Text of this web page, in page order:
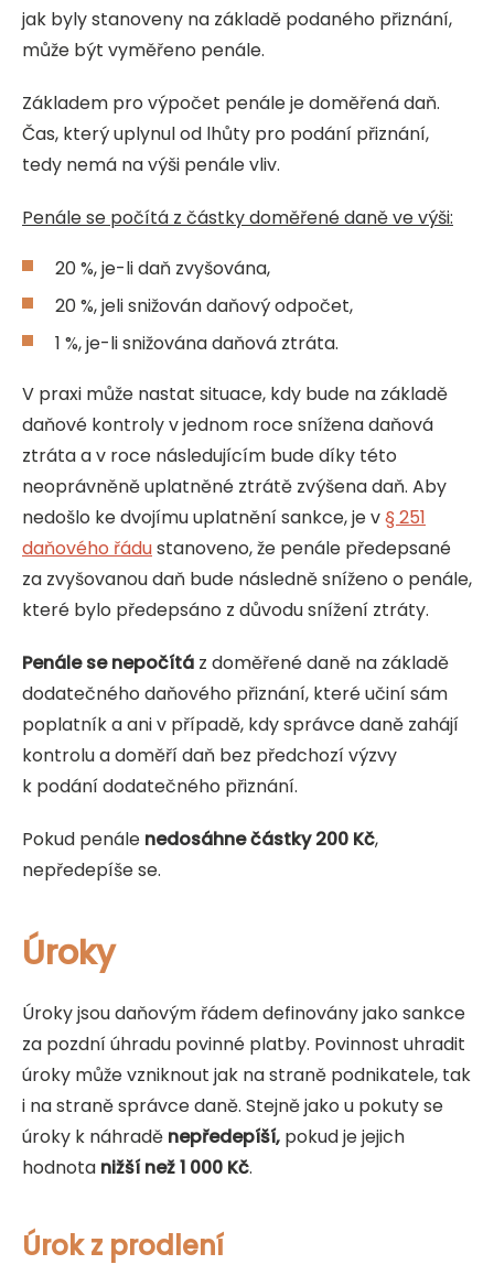
jak byly stanoveny na základě podaného přiznání,
může být vyměřeno penále.
Základem pro výpočet penále je doměřená daň.
Čas, který uplynul od lhůty pro podání přiznání,
tedy nemá na výši penále vliv.
Penále se počítá z částky doměřené daně ve výši:
20 %, je-li daň zvyšována,
20 %, jeli snižován daňový odpočet,
1 %, je-li snižována daňová ztráta.
V praxi může nastat situace, kdy bude na základě
daňové kontroly v jednom roce snížena daňová
ztráta a v roce následujícím bude díky této
neoprávněně uplatněné ztrátě zvýšena daň. Aby
nedošlo ke dvojímu uplatnění sankce, je v§ 251
daňového řádustanoveno, že penále předepsané
za zvyšovanou daň bude následně sníženo o penále,
které bylo předepsáno z důvodu snížení ztráty.
Penále se nepočítá z doměřené daně na základě
dodatečného daňového přiznání, které učiní sám
poplatník a ani v případě, kdy správce daně zahájí
kontrolu a doměří daň bez předchozí výzvy
k podání dodatečného přiznání.
Pokud penále nedosáhne částky 200 Kč,
nepředepíše se.
Úroky
Úroky jsou daňovým řádem definovány jako sankce
za pozdní úhradu povinné platby. Povinnost uhradit
úroky může vzniknout jak na straně podnikatele, tak
i na straně správce daně. Stejně jako u pokuty se
úroky k náhradě nepředepíší, pokud je jejich
hodnota nižší než 1 000 Kč.
Úrok z prodlení